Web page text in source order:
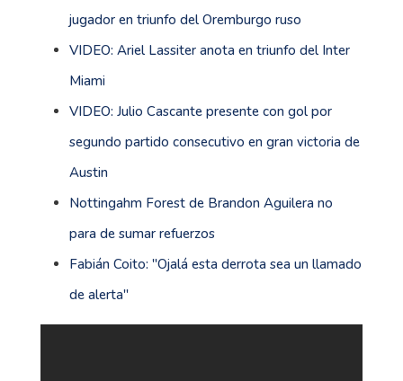
jugador en triunfo del Oremburgo ruso
VIDEO: Ariel Lassiter anota en triunfo del Inter
Miami
VIDEO: Julio Cascante presente con gol por
segundo partido consecutivo en gran victoria de
Austin
Nottingahm Forest de Brandon Aguilera no
para de sumar refuerzos
Fabián Coito: ''Ojalá esta derrota sea un llamado
de alerta''